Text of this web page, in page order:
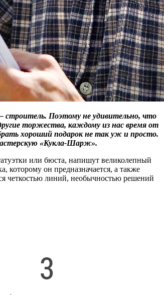
строитель. Поэтому не удивительно, что
торжества, каждому из нас время от
хороший подарок не так уж и просто.
«Кукла-Шарж».
или бюста, напишут великолепный
он предназначается, а также
четкостью линий, необычностью решений